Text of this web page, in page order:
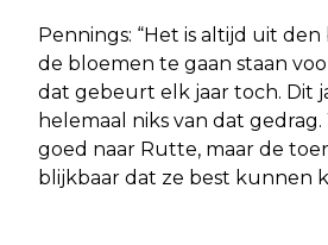
Pennings: “Het is altijd uit
de bloemen te gaan staan
dat gebeurt elk jaar toch. Dit
helemaal niks van dat
goed naar Rutte, maar de
blijkbaar dat ze best kunnen